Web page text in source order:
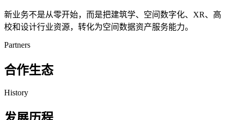
新业务不是从零开始，而是把建筑学、空间数字化、XR、高
校和设计行业资源，转化为空间数据资产服务能力。
Partners
合作生态
History